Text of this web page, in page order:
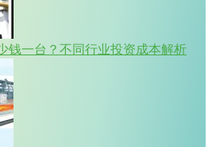
钱一台？不同行业投资成本解析